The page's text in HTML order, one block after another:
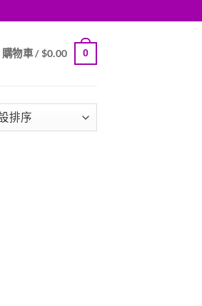
購物車 /$0.00 0